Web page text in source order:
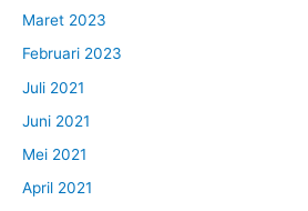
Maret 2023
Februari 2023
Juli 2021
Juni 2021
Mei 2021
April 2021